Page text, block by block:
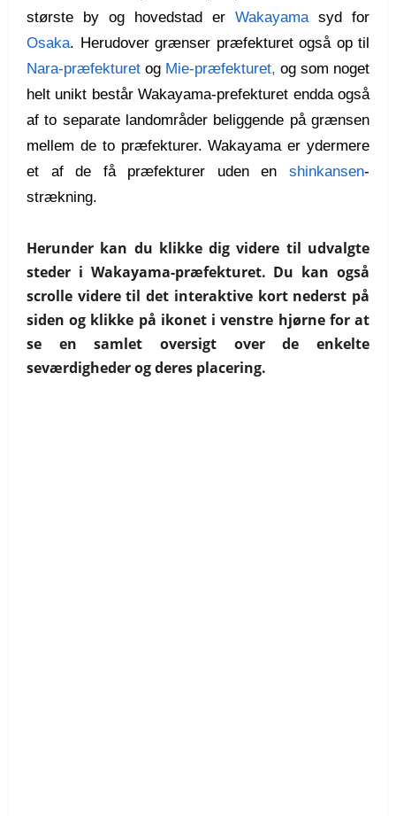
største by og hovedstad er Wakayamasyd for
Osaka. Herudover grænser præfekturet også op til
Nara-præfekturet og Mie-præfekturet, og som noget
helt unikt består Wakayama-prefekturet endda også
af to separate landområder beliggende på grænsen
mellem de to præfekturer. Wakayama er ydermere
et af de få præfekturer uden enshinkansen-
strækning.
Herunder kan du klikke dig videre til udvalgte
steder i Wakayama-præfekturet. Du kan også
scrolle videre til det interaktive kort nederst på
siden og klikke på ikonet i venstre hjørne for at
se en samlet oversigt over de enkelte
seværdigheder og deres placering.